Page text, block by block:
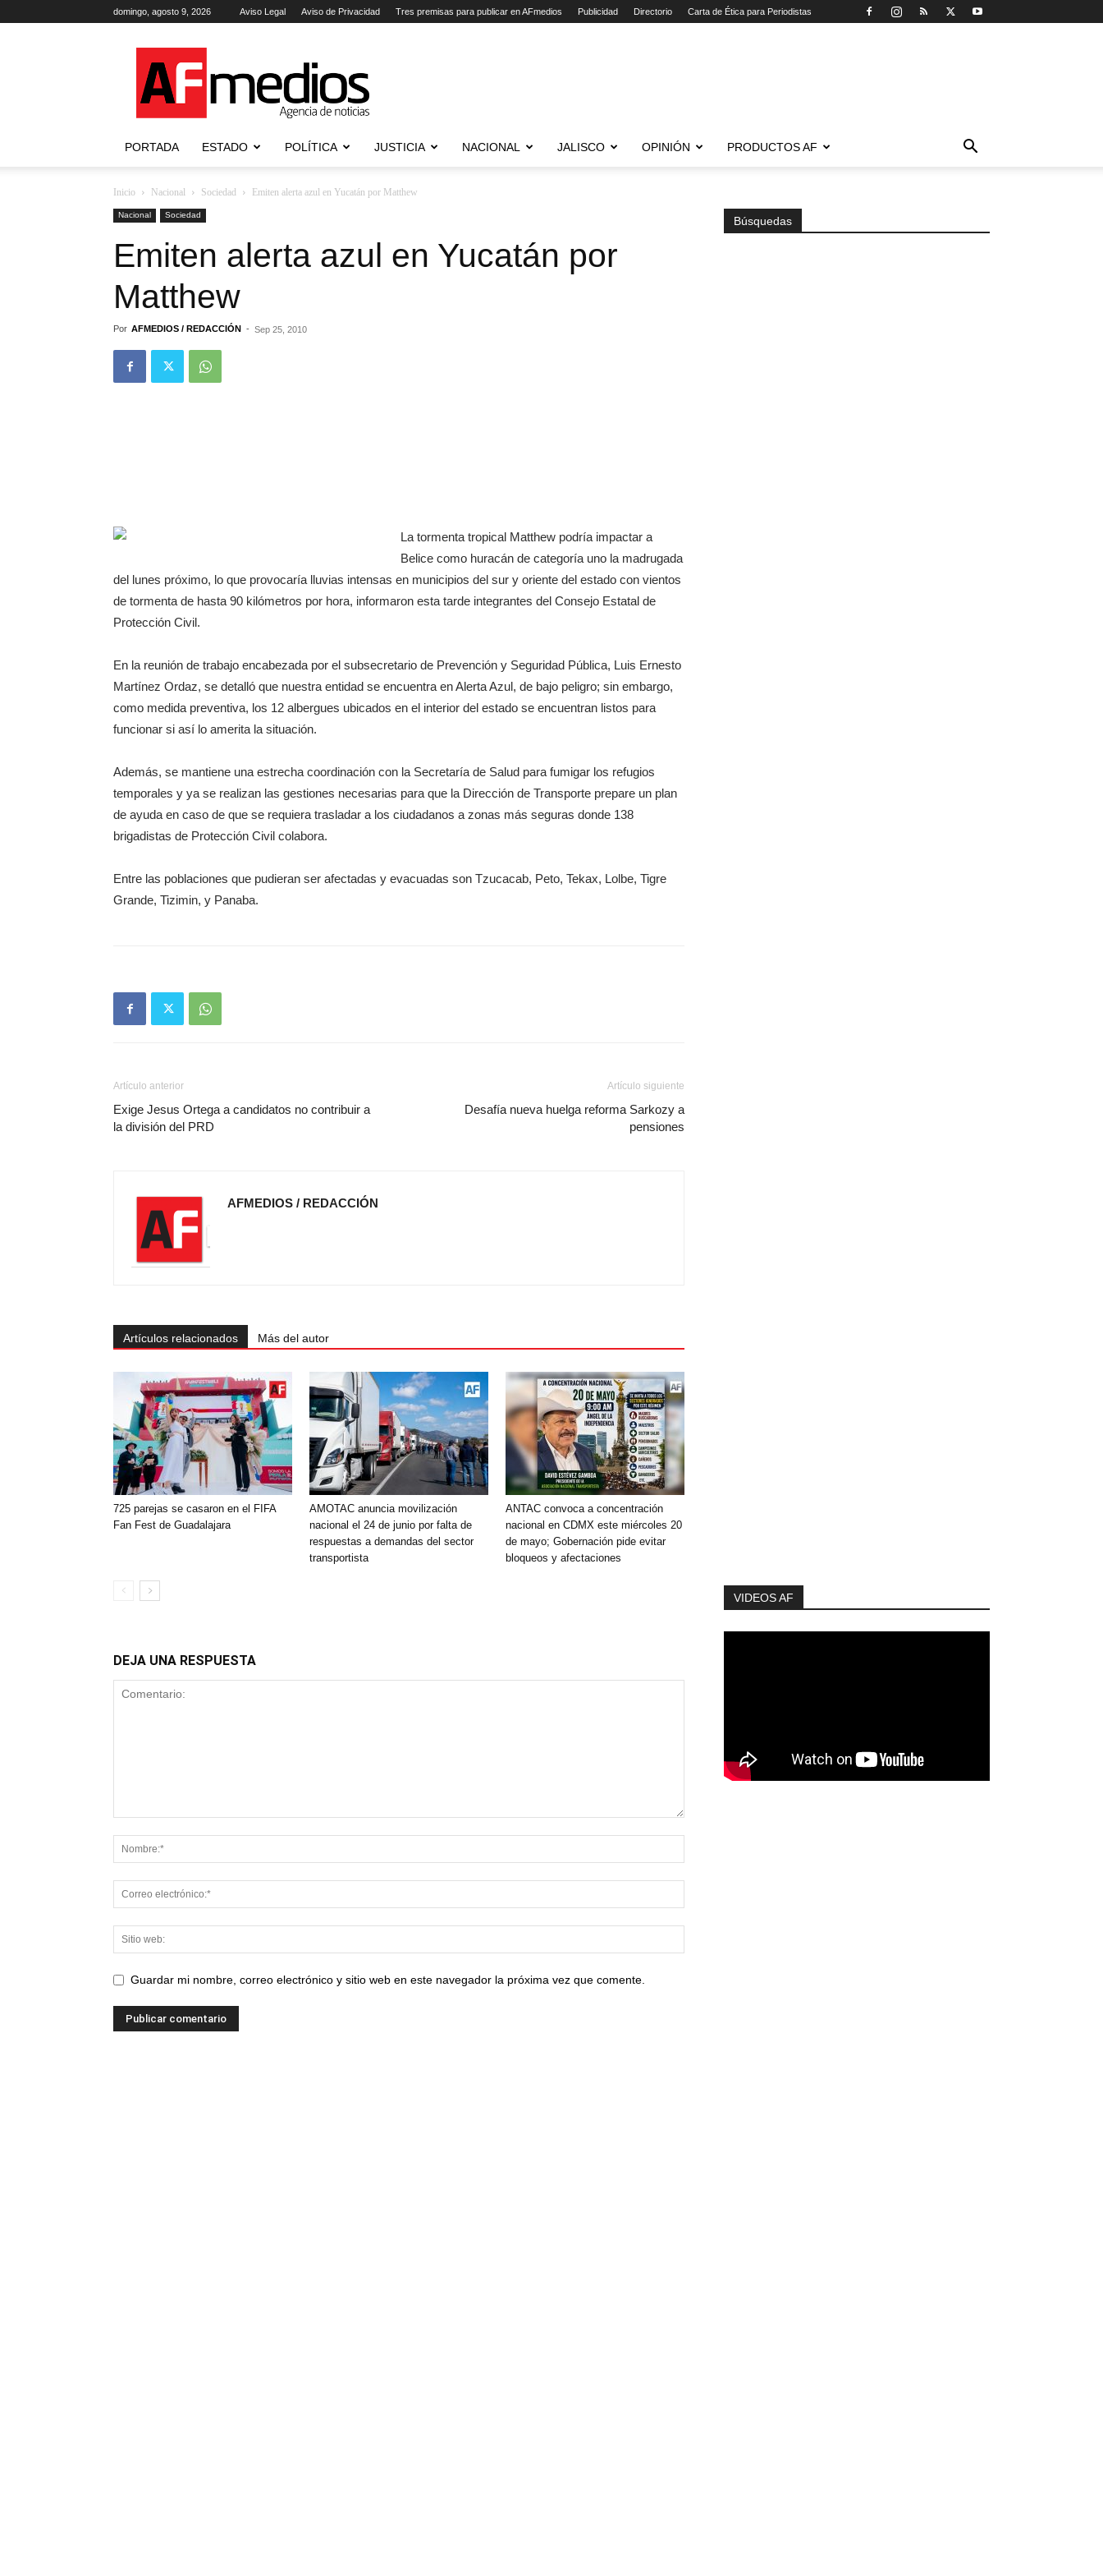
domingo, agosto 9, 2026 Aviso Legal Aviso de Privacidad Tres premisas para publicar en AFmedios Publicidad Directorio Carta de Ética para Periodistas
Agencia
de
Noticias
PORTADA ESTADO POLÍTICA JUSTICIA NACIONAL JALISCO OPINIÓN PRODUCTOS AF
Inicio Nacional Sociedad Emiten alerta azul en Yucatán por Matthew
Nacional Sociedad
Emiten alerta azul en Yucatán por
Matthew
Por AFMEDIOS / REDACCIÓN - Sep 25, 2010
La tormenta tropical Matthew podría impactar a
Belice como huracán de categoría uno la madrugada
del lunes próximo, lo que provocaría lluvias intensas en municipios del sur y oriente del estado con vientos
de tormenta de hasta 90 kilómetros por hora, informaron esta tarde integrantes del Consejo Estatal de
Protección Civil.
En la reunión de trabajo encabezada por el subsecretario de Prevención y Seguridad Pública, Luis Ernesto
Martínez Ordaz, se detalló que nuestra entidad se encuentra en Alerta Azul, de bajo peligro; sin embargo,
como medida preventiva, los 12 albergues ubicados en el interior del estado se encuentran listos para
funcionar si así lo amerita la situación.
Además, se mantiene una estrecha coordinación con la Secretaría de Salud para fumigar los refugios
temporales y ya se realizan las gestiones necesarias para que la Dirección de Transporte prepare un plan
de ayuda en caso de que se requiera trasladar a los ciudadanos a zonas más seguras donde 138
brigadistas de Protección Civil colabora.
Entre las poblaciones que pudieran ser afectadas y evacuadas son Tzucacab, Peto, Tekax, Lolbe, Tigre
Grande, Tizimin, y Panaba.
Artículo anterior
Exige Jesus Ortega a candidatos no contribuir a
la división del PRD
Artículo siguiente
Desafía nueva huelga reforma Sarkozy a
pensiones
AFMEDIOS / REDACCIÓN
Artículos relacionados Más del autor
725 parejas se casaron en el FIFA
Fan Fest de Guadalajara
AMOTAC anuncia movilización
nacional el 24 de junio por falta de
respuestas a demandas del sector
transportista
ANTAC convoca a concentración
nacional en CDMX este miércoles 20
de mayo; Gobernación pide evitar
bloqueos y afectaciones
DEJA UNA RESPUESTA
Guardar mi nombre, correo electrónico y sitio web en este navegador la próxima vez que comente.
Búsquedas
VIDEOS AF